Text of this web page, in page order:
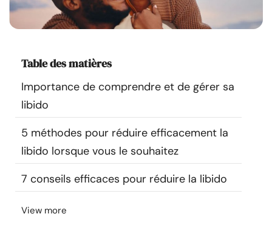
Cours
Communauté
Trouver un thérapeute
Langue
nous
Table des matières
Importance de comprendre et de gérer sa
libido
5 méthodes pour réduire efficacement la
libido lorsque vous le souhaitez
7 conseils efficaces pour réduire la libido
View more